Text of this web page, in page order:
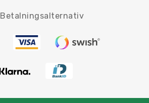
Betalningsalternativ